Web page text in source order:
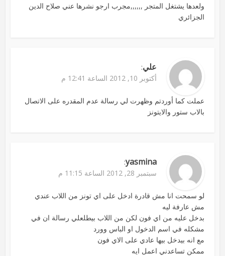
ولعدها يشتغل المتجر ,,,,,,مجرب ارجو نشرها عني صلاح الدين
الجزائري
علي:
أكتوبر 10, 2012 الساعة 12:41 م
عملت كما أوردتم وظهرت لي رسالة عدم المقدره على الاتصال
بالاب ستور والايتونز
yasmina
:
سبتمبر 28, 2012 الساعة 11:15 م
لو سمحت انا مش قادرة ادخل على اي تونز من اللاب عندي
مش عارفة ليه
بدخل عليه من اي فون لكن من اللاب بيطلعلي رسالة ان في
مشكله في اسم الدخول او الباس وورد
مع انه بيدخل بيها عادي على الاي فون
ممكن تساعدني اعمل ايه